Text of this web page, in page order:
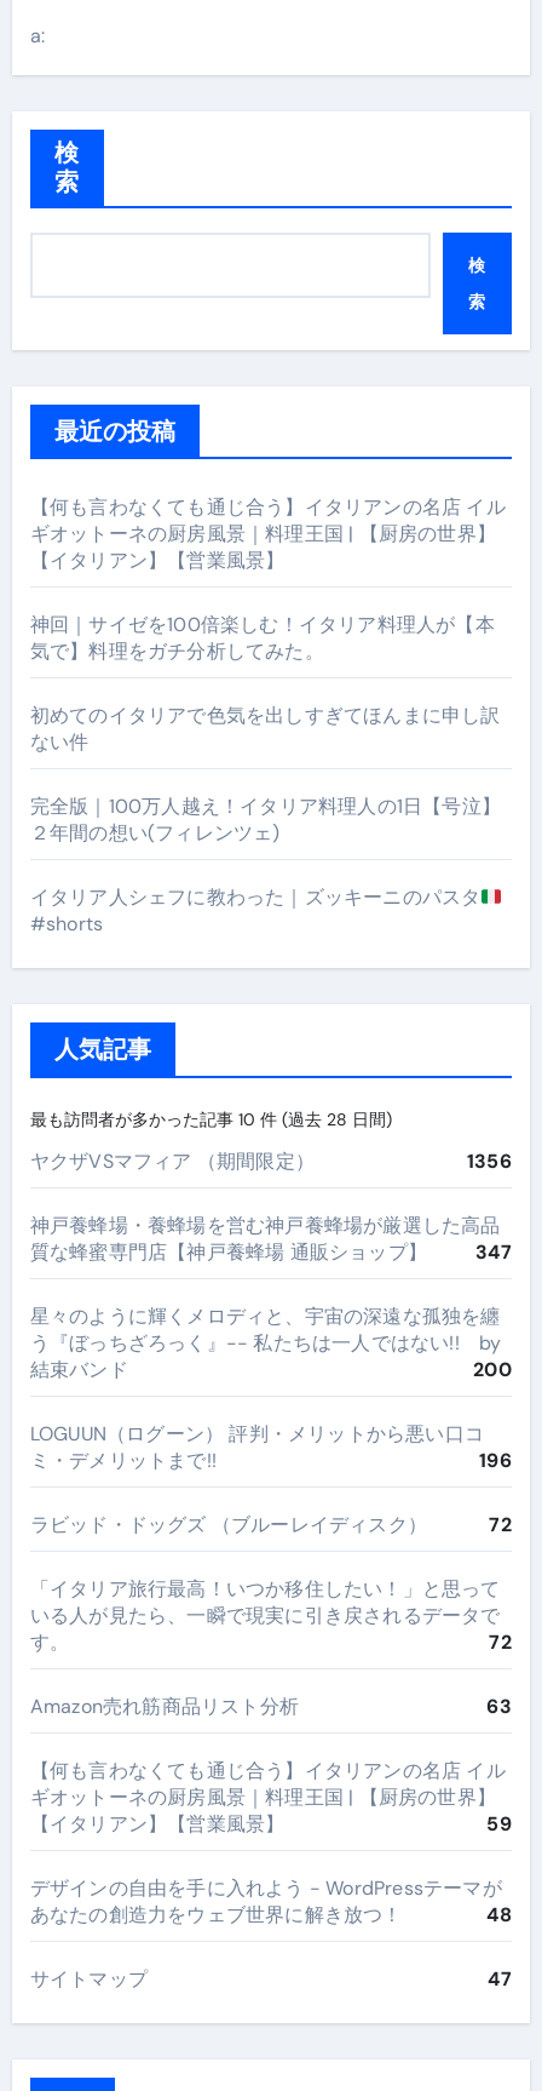
a:
検
索
検
索
最近の投稿
【何も言わなくても通じ合う】イタリアンの名店 イル
ギオットーネの厨房風景｜料理王国 | 【厨房の世界】
【イタリアン】【営業風景】
神回｜サイゼを100倍楽しむ！イタリア料理人が【本
気で】料理をガチ分析してみた。
初めてのイタリアで色気を出しすぎてほんまに申し訳
ない件
完全版｜100万人越え！イタリア料理人の1日【号泣】
２年間の想い(フィレンツェ)
イタリア人シェフに教わった｜ズッキーニのパスタ
#shorts
人気記事
最も訪問者が多かった記事 10 件 (過去 28 日間)
ヤクザVSマフィア （期間限定） 1356
神戸養蜂場・養蜂場を営む神戸養蜂場が厳選した高品
質な蜂蜜専門店【神戸養蜂場 通販ショップ】
347
星々のように輝くメロディと、宇宙の深遠な孤独を纏
う『ぼっちざろっく』-- 私たちは一人ではない!! by
結束バンド
200
LOGUUN（ログーン） 評判・メリットから悪い口コ
ミ・デメリットまで!!
196
ラビッド・ドッグズ （ブルーレイディスク） 72
​「イタリア旅行最高！いつか移住したい！」と思って
いる人が見たら、一瞬で現実に引き戻されるデータで
す。
72
Amazon売れ筋商品リスト分析 63
【何も言わなくても通じ合う】イタリアンの名店 イル
ギオットーネの厨房風景｜料理王国 | 【厨房の世界】
【イタリアン】【営業風景】
59
デザインの自由を手に入れよう - WordPressテーマが
あなたの創造力をウェブ世界に解き放つ！
48
サイトマップ 47